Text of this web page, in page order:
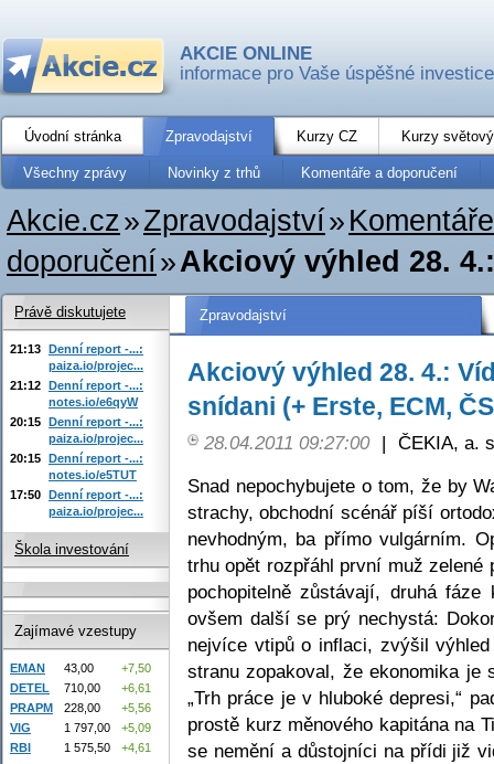
AKCIE ONLINE
informace pro Vaše úspěšné investice
Úvodní stránka Zpravodajství Kurzy CZ Kurzy
Všechny zprávy Novinky z trhů Komentáře a doporučení
Akcie.cz»Zpravodajství»
doporučení»Akciový výhled 28.
Zpravodajství
Akciový výhled 28. 4.:
snídani (+ Erste, ECM,
28.04.2011 09:27:00 | ČEKIA, a.
Snad nepochybujete o tom, že by
strachy, obchodní scénář píší
nevhodným, ba přímo vulgárním.
trhu opět rozpřáhl první muž zelené
pochopitelně zůstávají, druhá fáze
ovšem další se prý nechystá:
nejvíce vtipů o inflaci, zvýšil
stranu zopakoval, že ekonomika
„Trh práce je v hluboké depresi,“
prostě kurz měnového kapitána na
se nemění a důstojníci na přídi již
Právě diskutujete
21:13 Denní report -...:
paiza.io/projec...
21:12 Denní report -...:
notes.io/e6qyW
20:15 Denní report -...:
paiza.io/projec...
20:15 Denní report -...:
notes.io/e5TUT
17:50 Denní report -...:
paiza.io/projec...
Škola investování
Zajímavé vzestupy
EMAN 43,00
+7,50
DETEL
710,00
+6,61
PRAPM
228,00
+5,56
VIG
1 797,00
+5,09
RBI
1 575,50 +4,61